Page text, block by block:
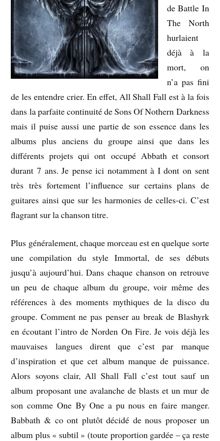
de Battle In
The North
hurlaient
déjà à la
mort, on
n’a pas fini
de les entendre crier. En effet, All Shall Fall est à la fois
dans la parfaite continuité de Sons Of Nothern Darkness
mais il puise aussi une partie de son essence dans les
albums plus anciens du groupe ainsi que dans les
différents projets qui ont occupé Abbath et consort
durant 7 ans. Je pense ici notamment à I dont on sent
très très fortement l’influence sur certains plans de
guitares ainsi que sur les harmonies de celles-ci. C’est
flagrant sur la chanson titre.
Plus généralement, chaque morceau est en quelque sorte
une compilation du style Immortal, de ses débuts
jusqu’à aujourd’hui. Dans chaque chanson on retrouve
un peu de chaque album du groupe, voir même des
références à des moments mythiques de la disco du
groupe. Comment ne pas penser au break de Blashyrk
en écoutant l’intro de Norden On Fire. Je vois déjà les
mauvaises langues dirent que c’est par manque
d’inspiration et que cet album manque de puissance.
Alors soyons clair, All Shall Fall c’est tout sauf un
album proposant une avalanche de blasts et un mur de
son comme One By One a pu nous en faire manger.
Babbath & co ont plutôt décidé de nous proposer un
album plus « subtil » (toute proportion gardée – ça reste